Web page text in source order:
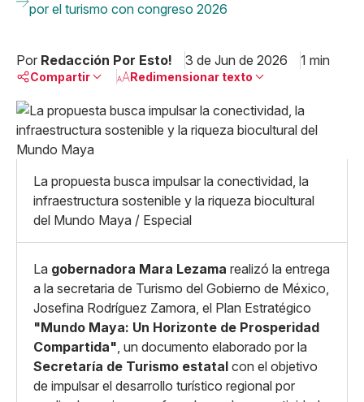
por el turismo con congreso 2026
Por Redacción Por Esto! 3 de Jun de 2026 1 min
Compartir
Linkedin
X
Copiar enlace
Redimensionar texto
Pequeño
Mediano
La propuesta busca impulsar la conectividad, la
infraestructura sostenible y la riqueza biocultural
del Mundo Maya / Especial
La gobernadora Mara Lezama realizó la entrega
a la secretaria de Turismo del Gobierno de México,
Josefina Rodríguez Zamora, el Plan Estratégico
"Mundo Maya: Un Horizonte de Prosperidad
Compartida", un documento elaborado por la
Secretaría de Turismo estatal con el objetivo
de impulsar el desarrollo turístico regional por